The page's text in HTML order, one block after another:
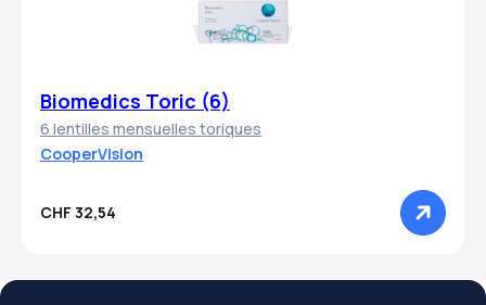
Biomedics Toric (6)
6 lentilles mensuelles toriques
CooperVision
CHF 32,54